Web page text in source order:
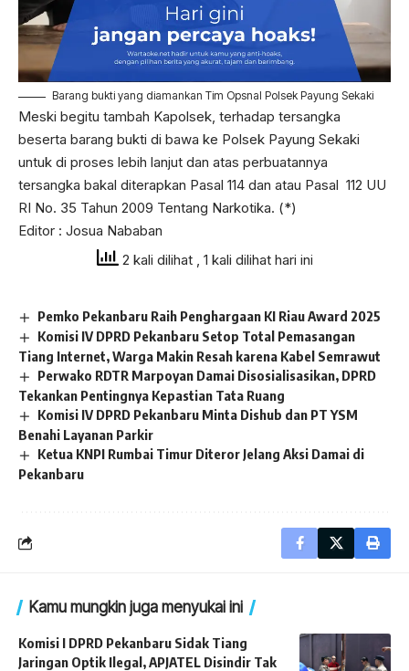
Barang bukti yang diamankan Tim Opsnal Polsek Payung Sekaki
Meski begitu tambah Kapolsek, terhadap tersangka
beserta barang bukti di bawa ke Polsek Payung Sekaki
untuk di proses lebih lanjut dan atas perbuatannya
tersangka bakal diterapkan Pasal 114 dan atau Pasal 112 UU
RI No. 35 Tahun 2009 Tentang Narkotika. (*)
Editor : Josua Nababan
2 kali dilihat
, 1 kali dilihat hari ini
Pemko Pekanbaru Raih Penghargaan KI Riau Award 2025
Komisi IV DPRD Pekanbaru Setop Total Pemasangan
Tiang Internet, Warga Makin Resah karena Kabel Semrawut
Perwako RDTR Marpoyan Damai Disosialisasikan, DPRD
Tekankan Pentingnya Kepastian Tata Ruang
Komisi IV DPRD Pekanbaru Minta Dishub dan PT YSM
Benahi Layanan Parkir
Ketua KNPI Rumbai Timur Diteror Jelang Aksi Damai di
Pekanbaru
Kamu mungkin juga menyukai ini
Komisi I DPRD Pekanbaru Sidak Tiang
Jaringan Optik Ilegal, APJATEL Disindir Tak